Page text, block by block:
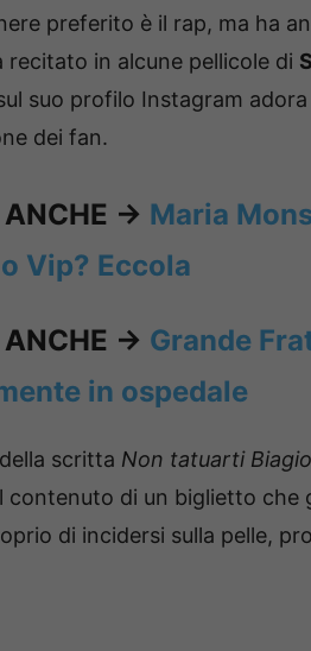
preferito è il rap, ma ha
recitato in alcune pellicole di
suo profilo Instagram
dei fan.
-> Maria
Vip? Eccola
-> Grande
in ospedale
scritta Non tatuarti
contenuto di un biglietto che
di incidersi sulla pelle,